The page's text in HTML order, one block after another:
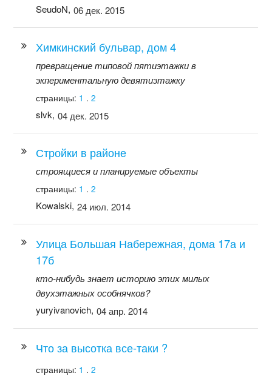
SeudoN, 06 дек. 2015
Химкинский бульвар, дом 4
превращение типовой пятиэтажки в
экпериментальную девятиэтажку
страницы: 1 .2
slvk, 04 дек. 2015
Стройки в районе
строящиеся и планируемые объекты
страницы: 1 .2
Kowalski, 24 июл. 2014
Улица Большая Набережная, дома 17а и
17б
кто-нибудь знает историю этих милых
двухэтажных особнячков?
yuryivanovich, 04 апр. 2014
Что за высотка все-таки ?
страницы: 1 .2